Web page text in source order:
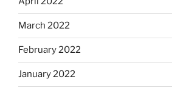
March 2022
February 2022
January 2022